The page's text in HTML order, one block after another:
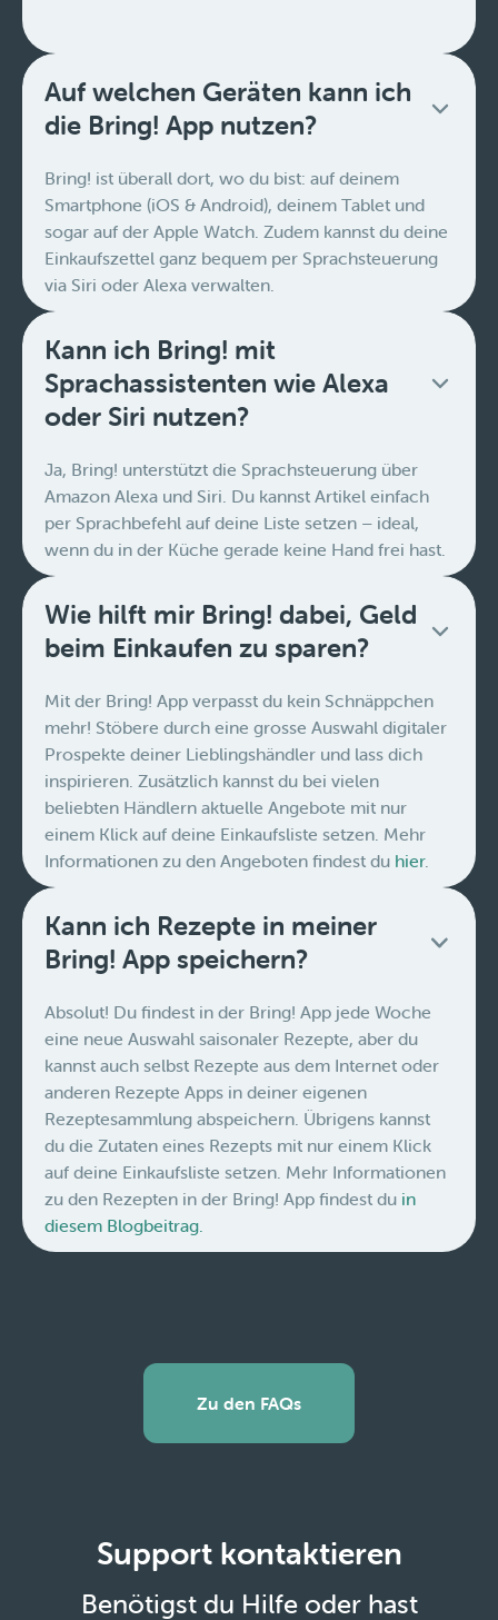
Auf welchen Geräten kann ich
die Bring! App nutzen?
Bring! ist überall dort, wo du bist: auf deinem
Smartphone (iOS & Android), deinem Tablet und
sogar auf der Apple Watch. Zudem kannst du deine
Einkaufszettel ganz bequem per Sprachsteuerung
via Siri oder Alexa verwalten.
Kann ich Bring! mit
Sprachassistenten wie Alexa
oder Siri nutzen?
Ja, Bring! unterstützt die Sprachsteuerung über
Amazon Alexa und Siri. Du kannst Artikel einfach
per Sprachbefehl auf deine Liste setzen – ideal,
wenn du in der Küche gerade keine Hand frei hast.
Wie hilft mir Bring! dabei, Geld
beim Einkaufen zu sparen?
Mit der Bring! App verpasst du kein Schnäppchen
mehr! Stöbere durch eine grosse Auswahl digitaler
Prospekte deiner Lieblingshändler und lass dich
inspirieren. Zusätzlich kannst du bei vielen
beliebten Händlern aktuelle Angebote mit nur
einem Klick auf deine Einkaufsliste setzen. Mehr
Informationen zu den Angeboten findest du hier.
Kann ich Rezepte in meiner
Bring! App speichern?
Absolut! Du findest in der Bring! App jede Woche
eine neue Auswahl saisonaler Rezepte, aber du
kannst auch selbst Rezepte aus dem Internet oder
anderen Rezepte Apps in deiner eigenen
Rezeptesammlung abspeichern. Übrigens kannst
du die Zutaten eines Rezepts mit nur einem Klick
auf deine Einkaufsliste setzen. Mehr Informationen
zu den Rezepten in der Bring! App findest du in
diesem Blogbeitrag.
Zu den FAQs
Support kontaktieren
Benötigst du Hilfe oder hast